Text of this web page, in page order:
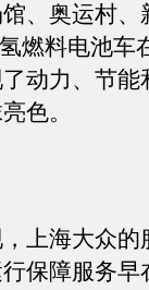
、奥运村、
燃料电池车
动力、节能
色。
海大众的
保障服务早